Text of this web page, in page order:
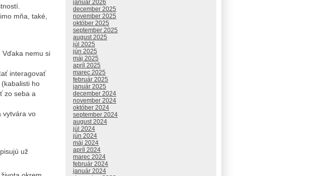
mňa, také,
Vďaka nemu si
interagovať
ho
zo seba a
vytvára vo
už
január 2026
december 2025
november 2025
október 2025
september 2025
august 2025
júl 2025
jún 2025
máj 2025
apríl 2025
marec 2025
február 2025
január 2025
december 2024
november 2024
október 2024
september 2024
august 2024
júl 2024
jún 2024
máj 2024
apríl 2024
marec 2024
február 2024
január 2024